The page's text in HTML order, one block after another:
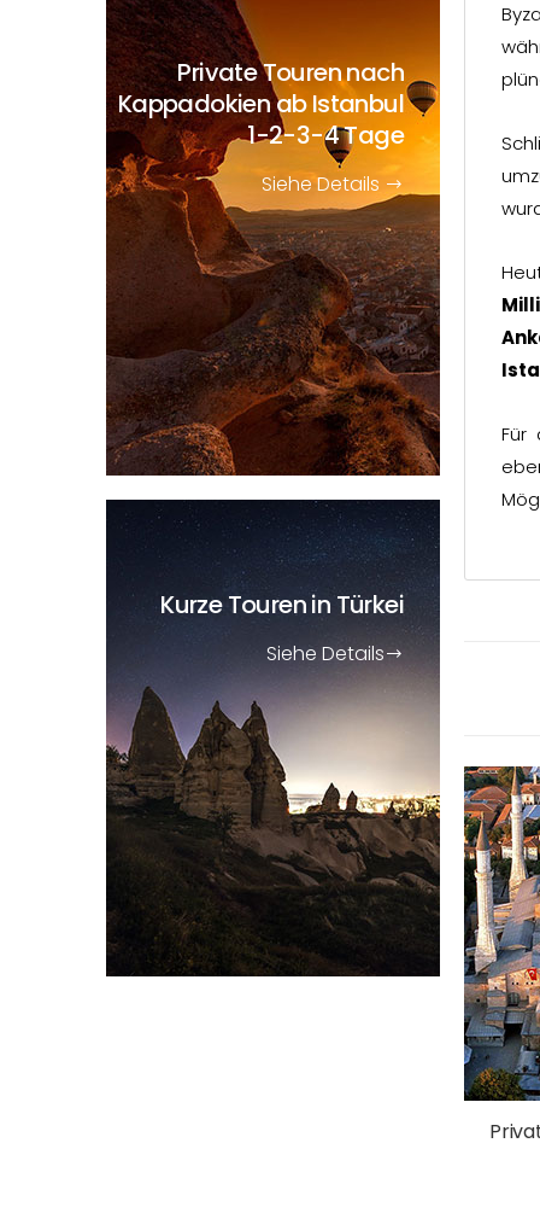
Für
Private Touren nach
Kappadokien ab Istanbul
1-2-3-4 Tage
Siehe Details
Kurze Tourenin Türkei
Siehe Details